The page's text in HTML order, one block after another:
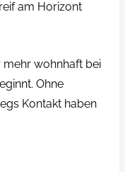
am Horizont
mehr wohnhaft bei
Ohne
Kontakt haben